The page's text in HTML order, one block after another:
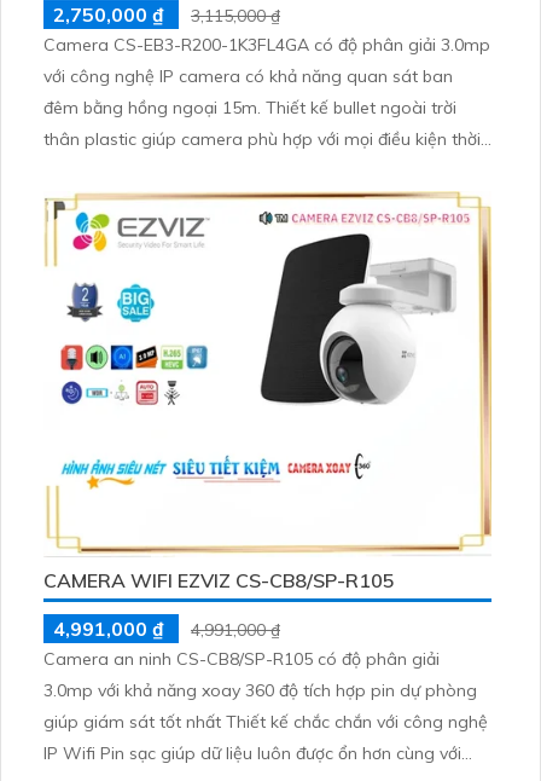
2,750,000 ₫
3,115,000 ₫
Camera CS-EB3-R200-1K3FL4GA có độ phân giải 3.0mp
với công nghệ IP camera có khả năng quan sát ban
đêm bằng hồng ngoại 15m. Thiết kế bullet ngoài trời
thân plastic giúp camera phù hợp với mọi điều kiện thời
sự linh hoạt trong sử dụng.
CAMERA WIFI EZVIZ CS-CB8/SP-R105
4,991,000 ₫
4,991,000 ₫
Camera an ninh CS-CB8/SP-R105 có độ phân giải
3.0mp với khả năng xoay 360 độ tích hợp pin dự phòng
giúp giám sát tốt nhất Thiết kế chắc chắn với công nghệ
IP Wifi Pin sạc giúp dữ liệu luôn được ổn hơn cùng với